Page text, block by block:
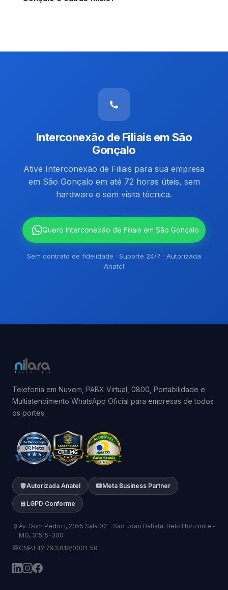
Interconexão de Filiais em São
Gonçalo
Ative Interconexão de Filiais para sua empresa
em São Gonçalo em até 72 horas úteis, sem
hardware e sem visita técnica.
` Quero Interconexão de Filiais em São Gonçalo
Sem contrato de fidelidade · Suporte 24/7 · Autorizada
Anatel
Telefonia em Nuvem, PABX Virtual, 0800, Portabilidade e
Multiatendimento WhatsApp Oficial para empresas de todos
os portes.
Autorizada Anatel Meta Business Partner
LGPD Conforme
Av. Dom Pedro I, 2055 Sala 02 - São João Batista, Belo Horizonte -
MG, 31515-300
CNPJ 42.793.818/0001-59